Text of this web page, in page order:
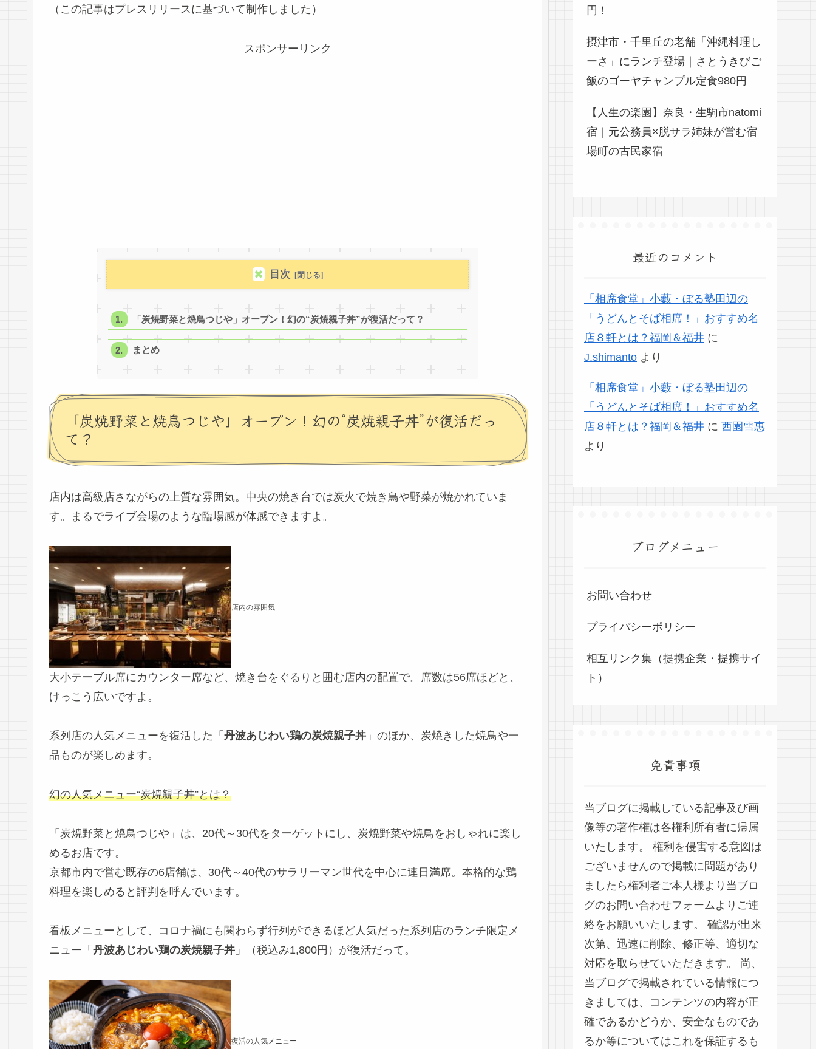
（この記事はプレスリリースに基づいて制作しました）
スポンサーリンク
目次
「炭焼野菜と焼鳥つじや」オープン！幻の“炭焼親子丼”が復活だって？
まとめ
「炭焼野菜と焼鳥つじや」オープン！幻の“炭焼親子丼”が復活だっ
て？
店内は高級店さながらの上質な雰囲気。中央の焼き台では炭火で焼き鳥や野菜が焼かれていま
す。まるでライブ会場のような臨場感が体感できますよ。
店内の雰囲気
大小テーブル席にカウンター席など、焼き台をぐるりと囲む店内の配置で。席数は56席ほどと、
けっこう広いですよ。
系列店の人気メニューを復活した「 丹波あじわい鶏の炭焼親子丼 」のほか、炭焼きした焼鳥や一
品ものが楽しめます。
幻の人気メニュー“炭焼親子丼”とは？
「炭焼野菜と焼鳥つじや」は、20代～30代をターゲットにし、炭焼野菜や焼鳥をおしゃれに楽し
めるお店です。
京都市内で営む既存の6店舗は、30代～40代のサラリーマン世代を中心に連日満席。本格的な鶏
料理を楽しめると評判を呼んでいます。
看板メニューとして、コロナ禍にも関わらず行列ができるほど人気だった系列店のランチ限定メ
ニュー「 丹波あじわい鶏の炭焼親子丼 」（税込み1,800円）が復活だって。
復活の人気メニュー
円！
摂津市・千里丘の老舗「沖縄料理し
ーさ」にランチ登場｜さとうきびご
飯のゴーヤチャンプル定食980円
【人生の楽園】奈良・生駒市natomi
宿｜元公務員×脱サラ姉妹が営む宿
場町の古民家宿
最近のコメント
「相席食堂」小藪・ぼる塾田辺の
「うどんとそば相席！」おすすめ名
店８軒とは？福岡＆福井 に
J.shimanto より
「相席食堂」小藪・ぼる塾田辺の
「うどんとそば相席！」おすすめ名
店８軒とは？福岡＆福井 に 西園雪惠
より
ブログメニュー
お問い合わせ
プライバシーポリシー
相互リンク集（提携企業・提携サイ
ト）
免責事項
当ブログに掲載している記事及び画
像等の著作権は各権利所有者に帰属
いたします。 権利を侵害する意図は
ございませんので掲載に問題があり
ましたら権利者ご本人様より当ブロ
グのお問い合わせフォームよりご連
絡をお願いいたします。 確認が出来
次第、迅速に削除、修正等、適切な
対応を取らせていただきます。 尚、
当ブログで掲載されている情報につ
きましては、コンテンツの内容が正
確であるかどうか、安全なものであ
るか等についてはこれを保証するも